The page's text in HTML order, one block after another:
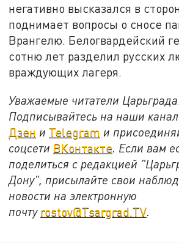
негативно высказался в
поднимает вопросы о сносе
Врангелю. Белогвардейский
сотню лет разделил русских
враждующих лагеря.
Уважаемые читатели
Подписывайтесь на наши
Дзен и Telegram и
соцсети ВКонтакте. Если вам
поделиться с редакцией
Дону", присылайте свои
новости на электронную
почту rostov@Tsargrad.ТV.